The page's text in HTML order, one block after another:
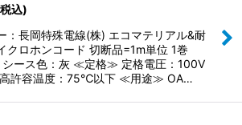
込)
：長岡特殊電線(株) エコマテリアル&耐
クロホンコード 切断品=1m単位 1巻
シース色：灰 ≪定格≫ 定格電圧：100V
許容温度：75℃以下 ≪用途≫ OA…